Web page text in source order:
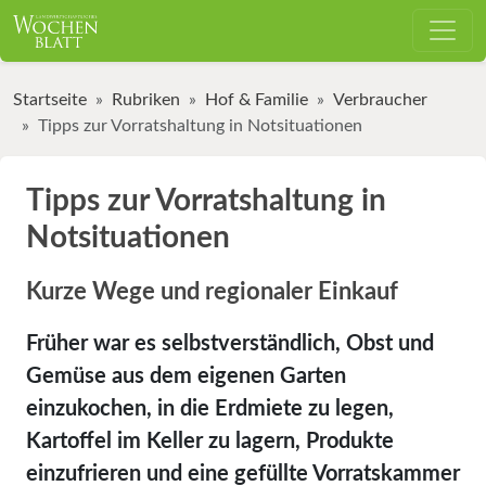
Startseite Rubriken Hof & Familie
Verbraucher
Tipps zur Vorratshaltung in Notsituationen
Tipps zur Vorratshaltung in
Notsituationen
Kurze Wege und regionaler Einkauf
Früher war es selbstverständlich, Obst und
Gemüse aus dem eigenen Garten
einzukochen, in die Erdmiete zu legen,
Kartoffel im Keller zu lagern, Produkte
einzufrieren und eine gefüllte Vorratskammer